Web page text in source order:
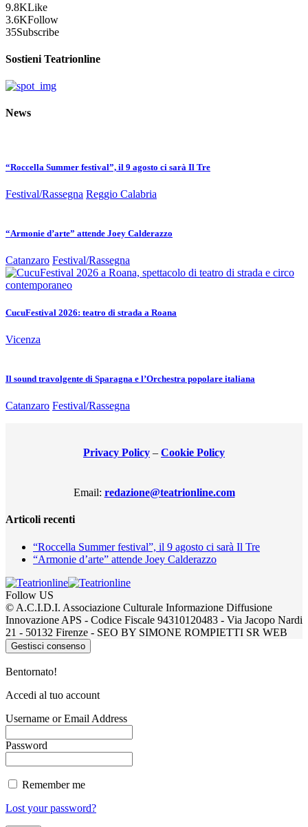
9.8KLike
3.6KFollow
35Subscribe
Sostieni Teatrionline
News
“Roccella Summer festival”, il 9 agosto ci sarà Il Tre
Festival/Rassegna Reggio Calabria
“Armonie d’arte” attende Joey Calderazzo
Catanzaro Festival/Rassegna
CucuFestival 2026: teatro di strada a Roana
Vicenza
Il sound travolgente di Sparagna e l’Orchestra popolare italiana
Catanzaro Festival/Rassegna
Privacy Policy – Cookie Policy
Email: redazione@teatrionline.com
Articoli recenti
“Roccella Summer festival”, il 9 agosto ci sarà Il Tre
“Armonie d’arte” attende Joey Calderazzo
Follow US
© A.C.I.D.I. Associazione Culturale Informazione Diffusione
Innovazione APS - Codice Fiscale 94310120483 - Via Jacopo Nardi
21 - 50132 Firenze - SEO BY SIMONE ROMPIETTI SR WEB
Gestisci consenso
Bentornato!
Accedi al tuo account
Username or Email Address
Password
Remember me
Lost your password?